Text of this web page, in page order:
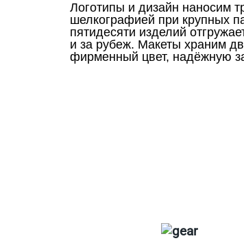
Логотипы и дизайн наносим
шелкографией при крупных
пятидесяти изделий
и за рубеж. Макеты храним
фирменный цвет, надёжную